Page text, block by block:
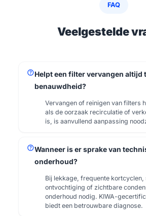
FAQ
Veelgestelde
helpHelpt een filter vervangen altijd
benauwdheid?
Vervangen of reinigen van filters
als de oorzaak recirculatie of
is, is aanvullend aanpassing
helpWanneer is er sprake van
onderhoud?
Bij lekkage, frequente kortcyclen,
ontvochtiging of zichtbare
onderhoud nodig. KIWA-
biedt een betrouwbare diagnose.